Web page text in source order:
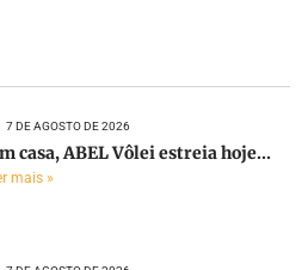
7 DE AGOSTO DE 2026
casa, ABEL Vôlei estreia hoje...
mais »